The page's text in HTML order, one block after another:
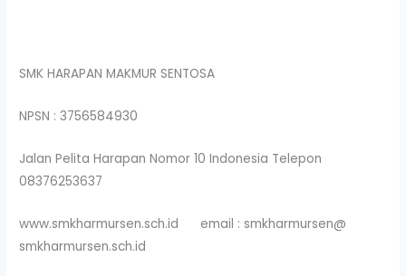
SMK HARAPAN MAKMUR SENTOSA
NPSN : 3756584930
Jalan Pelita Harapan Nomor 10 Indonesia Telepon
08376253637
www.smkharmursen.sch.id email : smkharmursen@
smkharmursen.sch.id